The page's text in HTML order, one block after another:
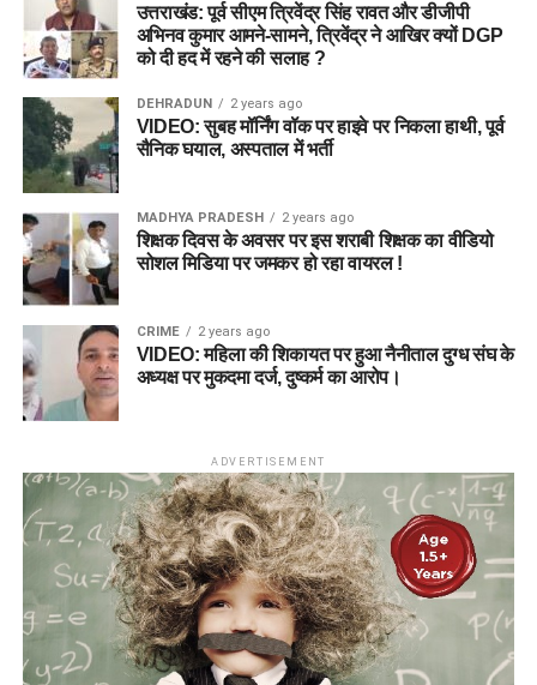
उत्तराखंड: पूर्व सीएम त्रिवेंद्र सिंह रावत और डीजीपी
अभिनव कुमार आमने-सामने, त्रिवेंद्र ने आखिर क्यों DGP
को दी हद में रहने की सलाह ?
DEHRADUN 2 years ago
VIDEO: सुबह मॉर्निंग वॉक पर हाइवे पर निकला हाथी, पूर्व
सैनिक घयाल, अस्पताल में भर्ती
MADHYA PRADESH 2 years ago
शिक्षक दिवस के अवसर पर इस शराबी शिक्षक का वीडियो
सोशल मिडिया पर जमकर हो रहा वायरल !
CRIME 2 years ago
VIDEO: महिला की शिकायत पर हुआ नैनीताल दुग्ध संघ के
अध्यक्ष पर मुकदमा दर्ज, दुष्कर्म का आरोप।
ADVERTISEMENT